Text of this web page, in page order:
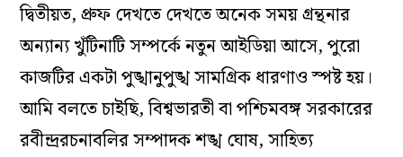
দ্বিতীয়ত, প্রুফ দেখতে দেখতে অনেক সময় গ্রন্থনার
অন‌্যান‌্য খুঁটিনাটি সম্পর্কে নতুন আইডিয়া আসে, পুরো
কাজটির একটা পুঙ্খানুপুঙ্খ সামগ্রিক ধারণাও স্পষ্ট হয়।
আমি বলতে চাইছি, বিশ্বভারতী বা পশ্চিমবঙ্গ সরকারের
রবীন্দ্ররচনাবলির সম্পাদক শঙ্খ ঘোষ, সাহিত‌্য